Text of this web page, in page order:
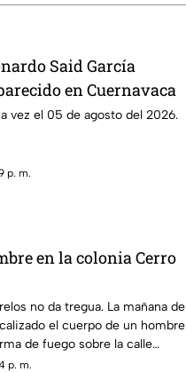
Said García
en Cuernavaca
vez el 05 de agosto del 2026.
p. m.
en la colonia Cerro
no da tregua. La mañana de
el cuerpo de un hombre
de fuego sobre la calle
la colonia cerro de la corona, en
p. m.